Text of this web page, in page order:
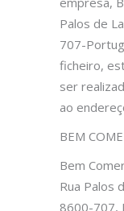
Palos de
707-
ficheiro,
ser
ao
BEM
Bem
Rua Palos
8600-707,